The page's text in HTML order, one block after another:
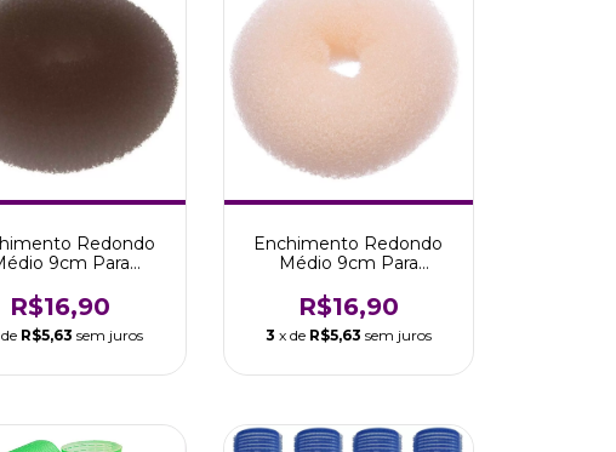
Redondo
9cm Para
Escuros
R$16,90
R$5,63 sem juros
Enchimento Redondo
Médio 9cm Para
Claros
R$16,90
3 x de R$5,63 sem juros